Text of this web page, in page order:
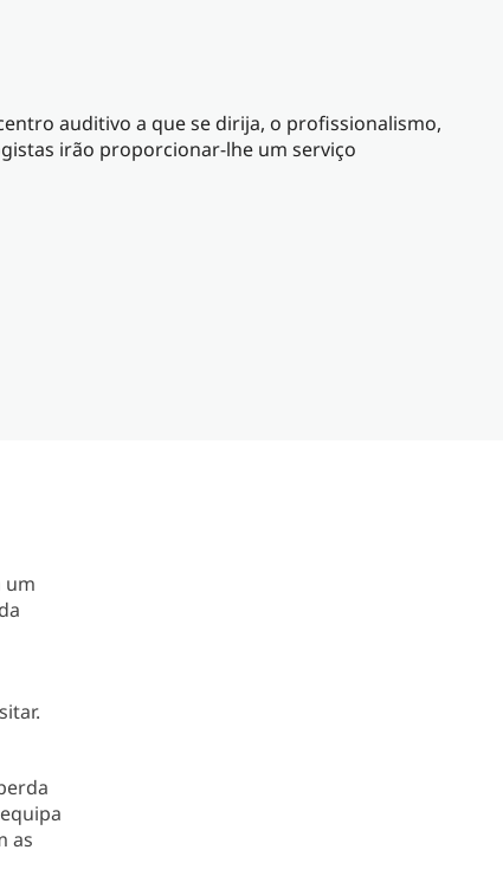
auditivo a que se dirija, o profissionalismo,
irão proporcionar-lhe um serviço
um
as